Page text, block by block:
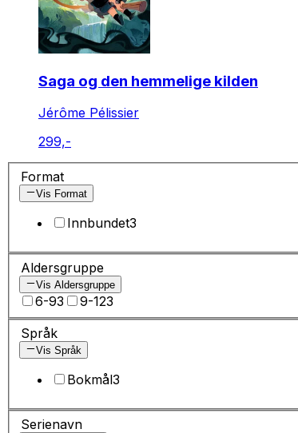
Saga og den hemmelige kilden
Jérôme Pélissier
299,-
Format
Vis Format
Innbundet3
Aldersgruppe
Vis Aldersgruppe
6-93 9-123
Språk
Vis Språk
Bokmål3
Serienavn